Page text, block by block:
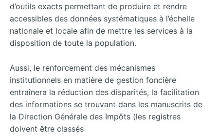
d’outils exacts permettant de produire et rendre
accessibles des données systématiques à l’échelle
nationale et locale afin de mettre les services à la
disposition de toute la population.
Aussi, le renforcement des mécanismes
institutionnels en matière de gestion foncière
entraînera la réduction des disparités, la facilitation
des informations se trouvant dans les manuscrits de
la Direction Générale des Impôts (les registres
doivent être classés